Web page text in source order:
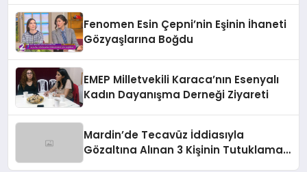
Fenomen Esin Çepni’nin Eşinin İhaneti
Gözyaşlarına Boğdu
EMEP Milletvekili Karaca’nın Esenyalı
Kadın Dayanışma Derneği Ziyareti
Mardin’de Tecavüz İddiasıyla
Gözaltına Alınan 3 Kişinin Tutuklama